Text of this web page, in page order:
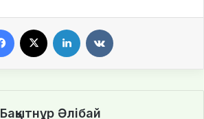
Бақытнұр Әлібай